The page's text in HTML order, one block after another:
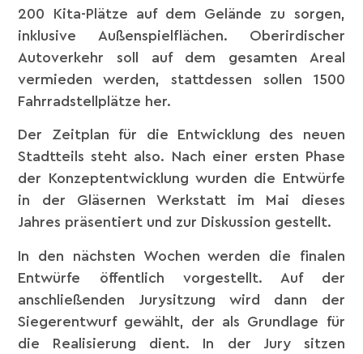
200 Kita-Plätze auf dem Gelände zu sorgen,
inklusive Außenspielflächen. Oberirdischer
Autoverkehr soll auf dem gesamten Areal
vermieden werden, stattdessen sollen 1500
Fahrradstellplätze her.
Der Zeitplan für die Entwicklung des neuen
Stadtteils steht also. Nach einer ersten Phase
der Konzeptentwicklung wurden die Entwürfe
in der Gläsernen Werkstatt im Mai dieses
Jahres präsentiert und zur Diskussion gestellt.
In den nächsten Wochen werden die finalen
Entwürfe öffentlich vorgestellt. Auf der
anschließenden Jurysitzung wird dann der
Siegerentwurf gewählt, der als Grundlage für
die Realisierung dient. In der Jury sitzen